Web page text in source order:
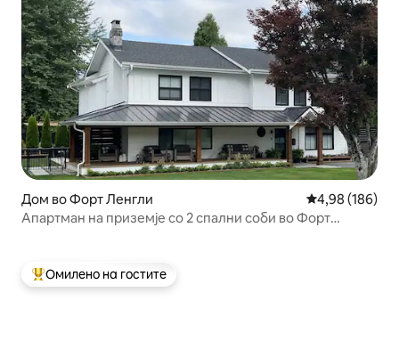
Дом во Форт Ленгли Просечна
4,98 (186)
Апартман на приземје со 2 спални соби во Форт
Меѓу најуспешните „Омилени на гостите“
Омилено на гостите